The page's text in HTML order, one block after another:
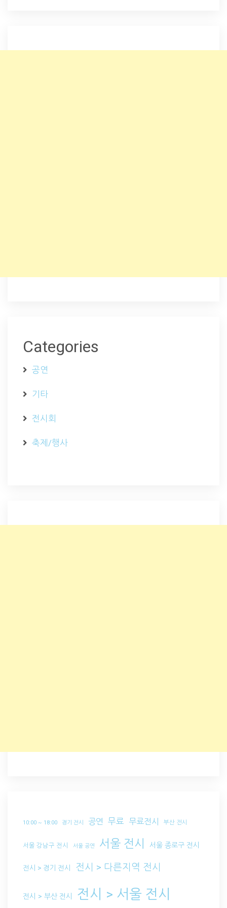
Categories
공연
기타
전시회
축제/행사
10:00 ~ 18:00 경기 전시 공연 무료 무료전시 부산 전시
서울 강남구 전시 서울 공연 서울 전시 서울 종로구 전시
전시 > 경기 전시 전시 > 다른지역 전시
전시 > 부산 전시 전시 > 서울 전시